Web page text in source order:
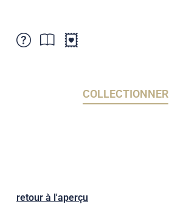
Points de vente
AbonnementCOLLECTIONNER
retour à l'aperçu